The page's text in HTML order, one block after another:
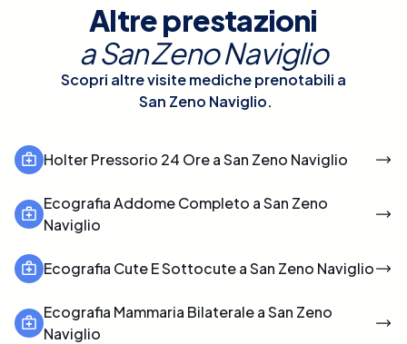
Altre prestazioni
aSan Zeno Naviglio
Scopri altre visite mediche prenotabili a
San Zeno Naviglio.
Holter Pressorio 24 Ore a San Zeno Naviglio
Ecografia Addome Completo a San Zeno
Naviglio
Ecografia Cute E Sottocute a San Zeno Naviglio
Ecografia Mammaria Bilaterale a San Zeno
Naviglio